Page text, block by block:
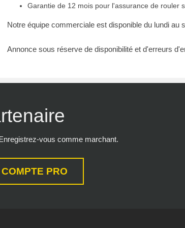
Garantie de 12 mois pour l'assurance de rouler
Notre équipe commerciale est disponible du lundi au
Annonce sous réserve de disponibilité et d'erreurs
vous comme marchant.
PRO